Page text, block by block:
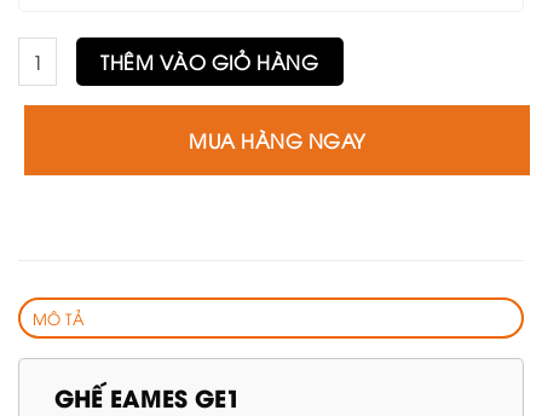
Ghế Eames GE1 số lượng
THÊM VÀO GIỎ HÀNG
MUA HÀNG NGAY
MÔ TẢ
GHẾ EAMES GE1